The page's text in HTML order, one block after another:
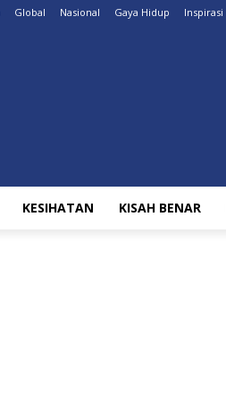
Global Nasional Gaya Hidup Inspirasi
KESIHATAN KISAH BENAR